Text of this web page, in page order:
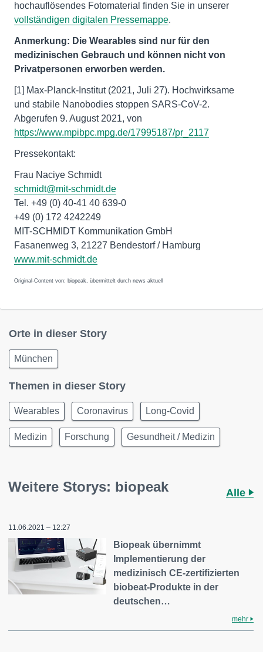
hochauflösendes Fotomaterial finden Sie in unserer
vollständigen digitalen Pressemappe.
Anmerkung: Die Wearables sind nur für den
medizinischen Gebrauch und können nicht von
Privatpersonen erworben werden.
[1] Max-Planck-Institut (2021, Juli 27). Hochwirksame
und stabile Nanobodies stoppen SARS-CoV-2.
Abgerufen 9. August 2021, von
https://www.mpibpc.mpg.de/17995187/pr_2117
Pressekontakt:
Frau Naciye Schmidt
schmidt@mit-schmidt.de
Tel. +49 (0) 40-41 40 639-0
+49 (0) 172 4242249
MIT-SCHMIDT Kommunikation GmbH
Fasanenweg 3, 21227 Bendestorf / Hamburg
www.mit-schmidt.de
Original-Content von: biopeak, übermittelt durch news aktuell
Orte in dieser Story
München
Themen in dieser Story
Wearables Coronavirus Long-Covid
Medizin Forschung Gesundheit / Medizin
Weitere Storys: biopeak Alle
11.06.2021 – 12:27
Biopeak übernimmt
Implementierung der
medizinisch CE-zertifizierten
biobeat-Produkte in der
deutschen…
mehr